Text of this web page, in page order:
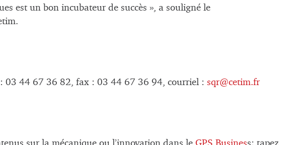
est un bon incubateur de succès », a souligné le
03 44 67 36 82, fax : 03 44 67 36 94, courriel : sqr@cetim.fr